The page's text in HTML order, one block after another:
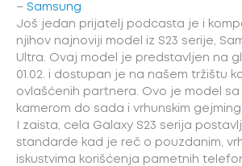
– Samsung
Još jedan prijatelj podcasta je i
njihov najnoviji model iz S23 serije,
Ultra. Ovaj model je predstavljen na
01.02. i dostupan je na našem tržištu
ovlašćenih partnera. Ovo je model
kamerom do sada i vrhunskim
I zaista, cela Galaxy S23 serija
standarde kad je reč o pouzdanim,
iskustvima korišćenja pametnih